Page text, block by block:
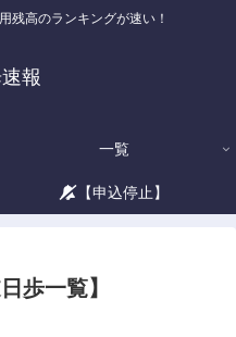
残高のランキングが速い！
報
一覧
【申込停止】
歩一覧】